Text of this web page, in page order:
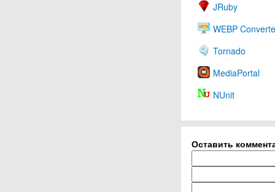
JRuby
WEBP
Tornado
MediaPortal
NUnit
Оставить